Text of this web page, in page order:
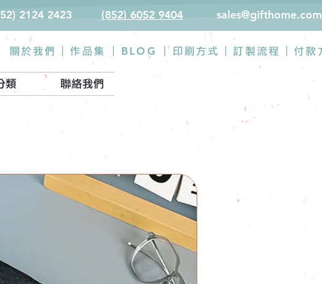
2124 2423 (852) 6052 9404
關於我們 | 作品集 BLOG | 印刷方式 |訂製流程 付款
類 聯絡我們